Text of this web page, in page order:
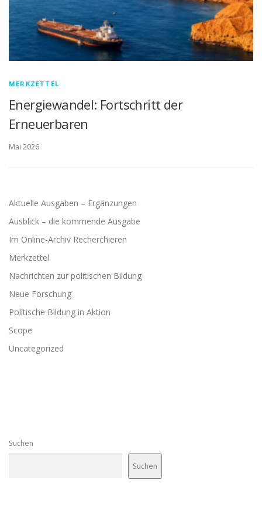
MERKZETTEL
Energiewandel: Fortschritt der
Erneuerbaren
Mai 2026
Aktuelle Ausgaben – Ergänzungen
Ausblick – die kommende Ausgabe
Im Online-Archiv Recherchieren
Merkzettel
Nachrichten zur politischen Bildung
Neue Forschung
Politische Bildung in Aktion
Scope
Uncategorized
Suchen
Suchen